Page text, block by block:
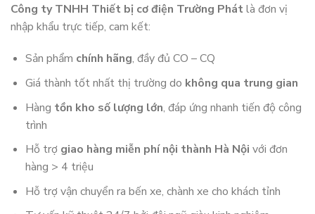
Công ty TNHH Thiết bị cơ điện Trường Phátlà đơn vị
nhập khẩu trực tiếp, cam kết:
Sản phẩm chính hãng, đầy đủ CO – CQ
Giá thành tốt nhất thị trường do không qua trung gian
Hàng tồn kho số lượng lớn, đáp ứng nhanh tiến độ công
trình
Hỗ trợ giao hàng miễn phí nội thành Hà Nội với đơn
hàng > 4 triệu
Hỗ trợ vận chuyển ra bến xe, chành xe cho khách tỉnh